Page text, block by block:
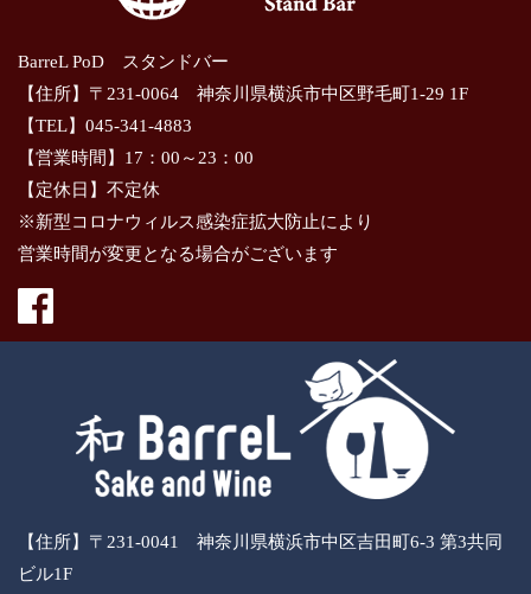
BarreL PoD スタンドバー
【住所】〒231-0064 神奈川県横浜市中区野毛町1-29 1F
【TEL】045-341-4883
【営業時間】17：00～23：00
【定休日】不定休
※新型コロナウィルス感染症拡大防止により
営業時間が変更となる場合がございます
【住所】〒231-0041 神奈川県横浜市中区吉田町6-3 第3共同
ビル1F